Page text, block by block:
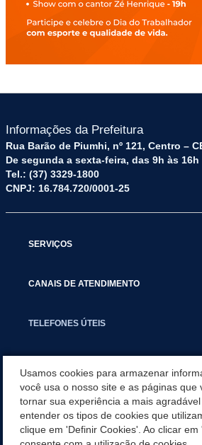
Informações da Prefeitura
Rua Barão de Piumhi, nº 121, Centro –
De segunda a sexta-feira, das 9h às 16h
Tel.: (37) 3329-1800
CNPJ: 16.784.720/0001-25
SERVIÇOS
CANAIS DE ATENDIMENTO
TELEFONES ÚTEIS
NOTÍCIAS
APLICATIVO
Usamos cookies para armazenar
você usa o nosso site e as páginas que
tornar sua experiência a mais
entender os tipos de cookies que
clique em 'Definir Cookies'. Ao clicar